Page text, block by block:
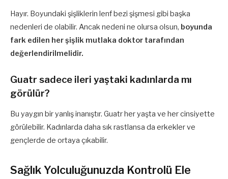
Hayır. Boyundaki şişliklerin lenf bezi şişmesi gibi başka
nedenleri de olabilir. Ancak nedeni ne olursa olsun, boyunda
fark edilen her şişlik mutlaka doktor tarafından
değerlendirilmelidir.
Guatr sadece ileri yaştaki kadınlarda mı
görülür?
Bu yaygın bir yanlış inanıştır. Guatr her yaşta ve her cinsiyette
görülebilir. Kadınlarda daha sık rastlansa da erkekler ve
gençlerde de ortaya çıkabilir.
Sağlık Yolculuğunuzda Kontrolü Ele